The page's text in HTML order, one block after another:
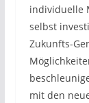
individuelle
selbst
Zukunfts-
mit den